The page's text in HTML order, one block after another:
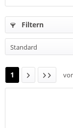
Filtern
1